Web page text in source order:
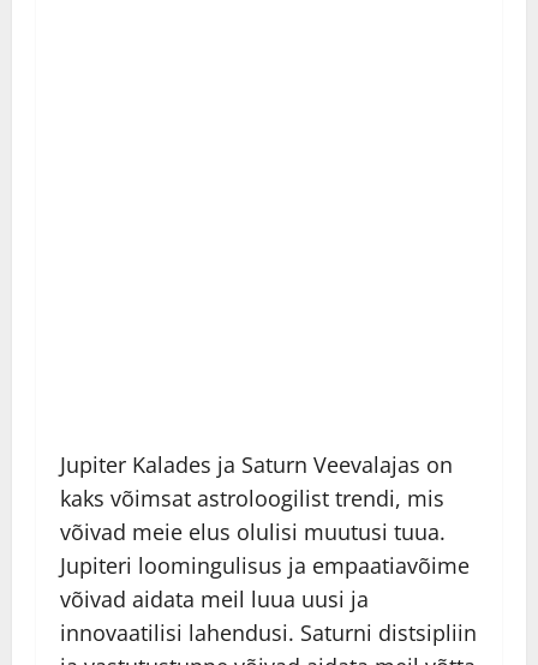
Jupiter Kalades ja Saturn Veevalajas on
kaks võimsat astroloogilist trendi, mis
võivad meie elus olulisi muutusi tuua.
Jupiteri loomingulisus ja empaatiavõime
võivad aidata meil luua uusi ja
innovaatilisi lahendusi. Saturni distsipliin